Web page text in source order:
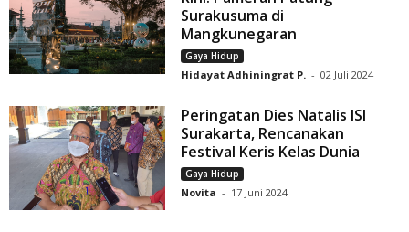
Surakusuma di
Mangkunegaran
Gaya Hidup
Hidayat Adhiningrat P. - 02 Juli 2024
Peringatan Dies Natalis ISI
Surakarta, Rencanakan
Festival Keris Kelas Dunia
Gaya Hidup
Novita - 17 Juni 2024